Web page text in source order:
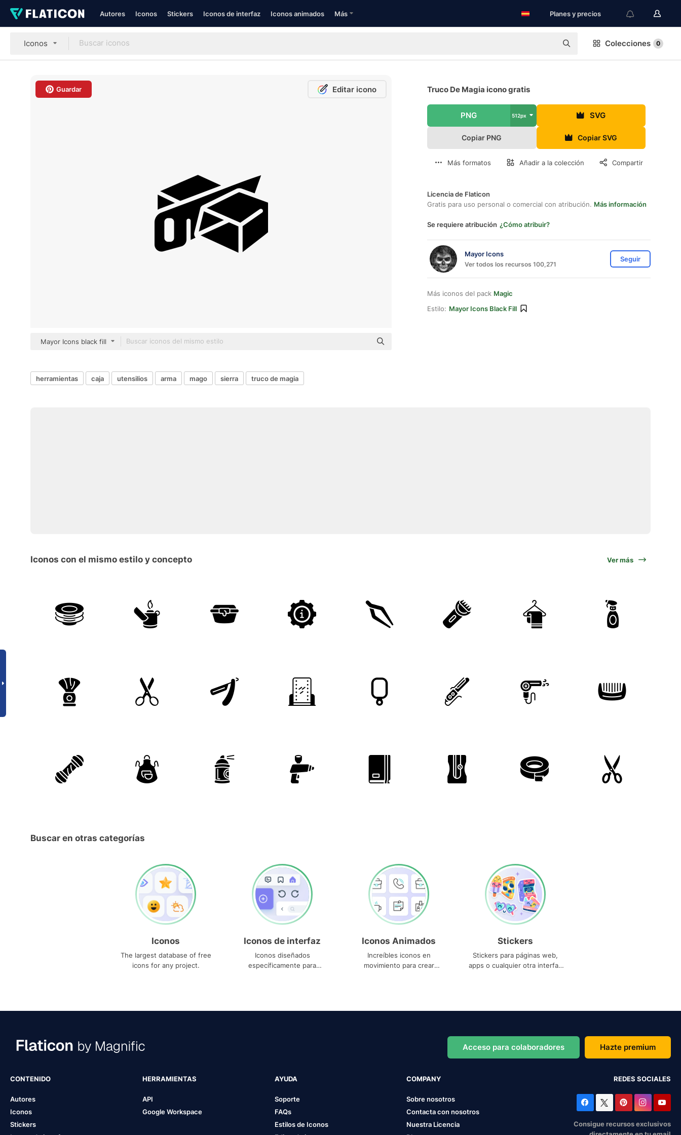
Autores Iconos Stickers Iconos de interfaz Iconos animados Más Planes y precios
Iconos Colecciones 0
Guardar Editar icono
Mayor Icons black fill
Truco De Magia icono gratis
PNG 512px SVG
Copiar PNG Copiar SVG
Más formatos Añadir a la colección Compartir
Licencia de Flaticon
Gratis para uso personal o comercial con atribución. Más información
Se requiere atribución ¿Cómo atribuir?
Mayor Icons
Ver todos los recursos 100,271
Seguir
Más iconos del pack Magic
Estilo: Mayor Icons Black Fill
herramientas caja utensilios arma mago sierra truco de magia
Iconos con el mismo estilo y concepto Ver más
Buscar en otras categorías
Iconos
The largest database of free
icons for any project.
Iconos de interfaz
Iconos diseñados
específicamente para
Iconos Animados
Increíbles iconos en
movimiento para crear
Stickers
Stickers para páginas web,
apps o cualquier otra interfaz
Acceso para colaboradores Hazte premium
CONTENIDO
Autores
Iconos
Stickers
HERRAMIENTAS
API
Google Workspace
AYUDA
Soporte
FAQs
Estilos de Iconos
COMPANY
Sobre nosotros
Contacta con nosotros
Nuestra Licencia
REDES SOCIALES
Consigue recursos exclusivos